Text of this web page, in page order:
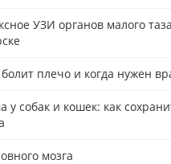
УЗИ органов малого
плечо и когда нужен
у собак и кошек: как
мозга